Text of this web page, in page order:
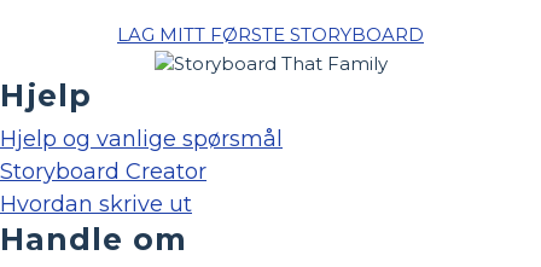
LAG MITT FØRSTE STORYBOARD
Hjelp
Hjelp og vanlige spørsmål
Storyboard Creator
Hvordan skrive ut
Handle om